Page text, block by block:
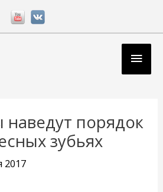
порядок
зубьях
2017